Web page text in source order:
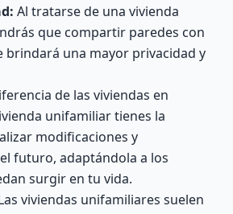
Al tratarse de una vivienda
que compartir paredes con
brindará una mayor privacidad y
de las viviendas en
unifamiliar tienes la
modificaciones y
futuro, adaptándola a los
surgir en tu vida.
viviendas unifamiliares suelen